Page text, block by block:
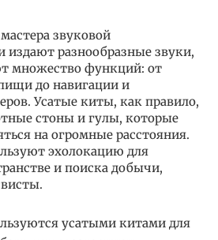
звуковой
разнообразные звуки,
множество функций: от
до навигации и
Усатые киты, как правило,
стоны и гулы, которые
на огромные расстояния.
эхолокацию для
и поиска добычи,
усатыми китами для